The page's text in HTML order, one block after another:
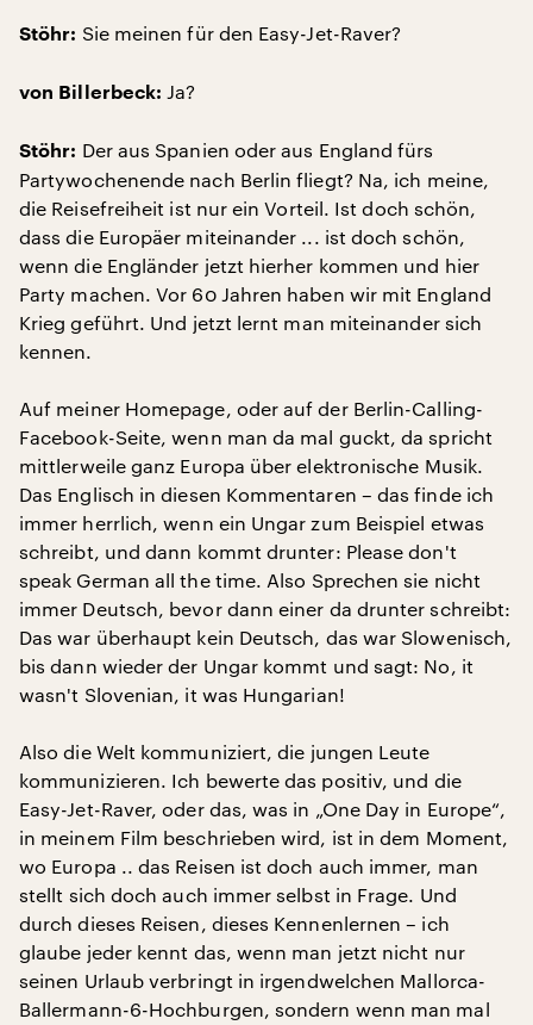
Stöhr: Sie meinen für den Easy-Jet-Raver?
von Billerbeck: Ja?
Stöhr: Der aus Spanien oder aus England fürs
Partywochenende nach Berlin fliegt? Na, ich meine,
die Reisefreiheit ist nur ein Vorteil. Ist doch schön,
dass die Europäer miteinander ... ist doch schön,
wenn die Engländer jetzt hierher kommen und hier
Party machen. Vor 60 Jahren haben wir mit England
Krieg geführt. Und jetzt lernt man miteinander sich
kennen.
Auf meiner Homepage, oder auf der Berlin-Calling-
Facebook-Seite, wenn man da mal guckt, da spricht
mittlerweile ganz Europa über elektronische Musik.
Das Englisch in diesen Kommentaren – das finde ich
immer herrlich, wenn ein Ungar zum Beispiel etwas
schreibt, und dann kommt drunter: Please don't
speak German all the time. Also Sprechen sie nicht
immer Deutsch, bevor dann einer da drunter schreibt:
Das war überhaupt kein Deutsch, das war Slowenisch,
bis dann wieder der Ungar kommt und sagt: No, it
wasn't Slovenian, it was Hungarian!
Also die Welt kommuniziert, die jungen Leute
kommunizieren. Ich bewerte das positiv, und die
Easy-Jet-Raver, oder das, was in „One Day in Europe“,
in meinem Film beschrieben wird, ist in dem Moment,
wo Europa .. das Reisen ist doch auch immer, man
stellt sich doch auch immer selbst in Frage. Und
durch dieses Reisen, dieses Kennenlernen – ich
glaube jeder kennt das, wenn man jetzt nicht nur
seinen Urlaub verbringt in irgendwelchen Mallorca-
Ballermann-6-Hochburgen, sondern wenn man mal